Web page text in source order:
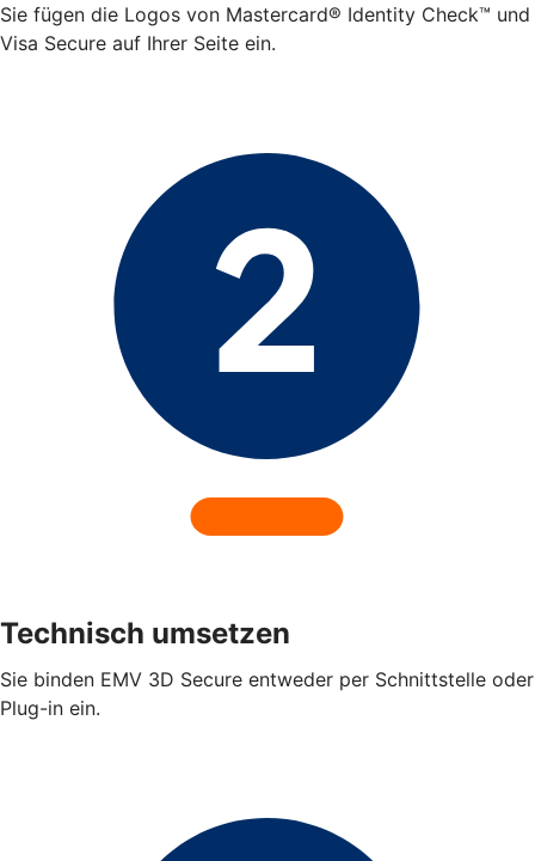
Sie fügen die Logos von Mastercard® Identity Check™ und
Visa Secure auf Ihrer Seite ein.
Technisch umsetzen
Sie binden EMV 3D Secure entweder per Schnittstelle oder
Plug-in ein.